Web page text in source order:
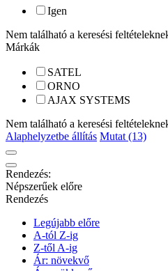
Igen
Nem található a keresési
Márkák
SATEL
ORNO
AJAX SYSTEMS
Nem található a keresési
Alaphelyzetbe állítás Mutat (13)
Rendezés:
Népszerűek előre
Rendezés
Legújabb előre
A-tól Z-ig
Z-től A-ig
Ár: növekvő